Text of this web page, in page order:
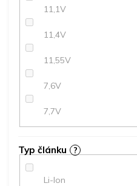
11,1V
11,4V
11,55V
7,6V
7,7V
Typ článku ?
Li-Ion